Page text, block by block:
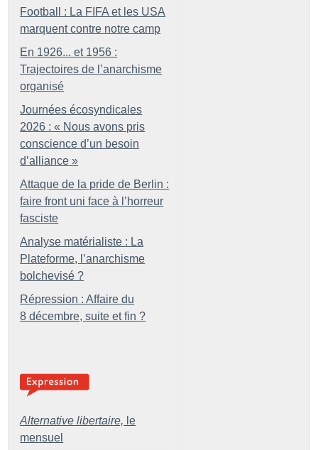
Football : La FIFA et les USA
marquent contre notre camp
En 1926... et 1956 :
Trajectoires de l’anarchisme
organisé
Journées écosyndicales
2026 : « Nous avons pris
conscience d’un besoin
d’alliance »
Attaque de la pride de Berlin :
faire front uni face à l’horreur
fasciste
Analyse matérialiste : La
Plateforme, l’anarchisme
bolchevisé ?
Répression : Affaire du
8 décembre, suite et fin ?
Alternative libertaire, le
mensuel